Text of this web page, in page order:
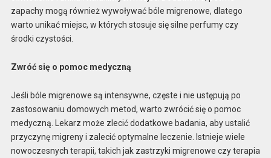
zapachy mogą również wywoływać bóle migrenowe, dlatego
warto unikać miejsc, w których stosuje się silne perfumy czy
środki czystości.
Zwróć się o pomoc medyczną
Jeśli bóle migrenowe są intensywne, częste i nie ustępują po
zastosowaniu domowych metod, warto zwrócić się o pomoc
medyczną. Lekarz może zlecić dodatkowe badania, aby ustalić
przyczynę migreny i zalecić optymalne leczenie. Istnieje wiele
nowoczesnych terapii, takich jak zastrzyki migrenowe czy terapia